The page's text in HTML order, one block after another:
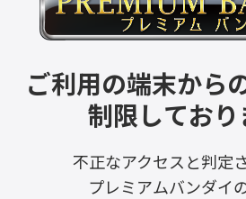
ご利用の端末から
制限しており
不正なアクセスと判定
プレミアムバンダイ